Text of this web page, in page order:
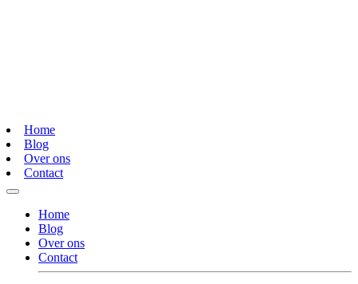
Home
Blog
Over ons
Contact
Home
Blog
Over ons
Contact